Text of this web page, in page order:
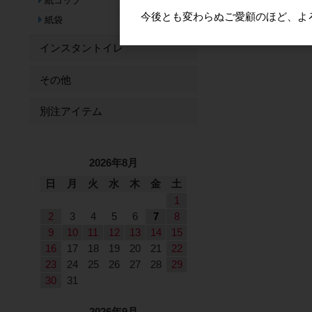
紙袋
インスタントイレ
その他
別注アイテム
2026年8月
日
月 火 水 木 金
土
1
2
3 4 5 6 7
8
9
10 11 12 13 14
15
16
17 18 19 20 21
22
23
24 25 26 27 28
29
30
31
今後とも変わらぬご愛顧のほど、よ